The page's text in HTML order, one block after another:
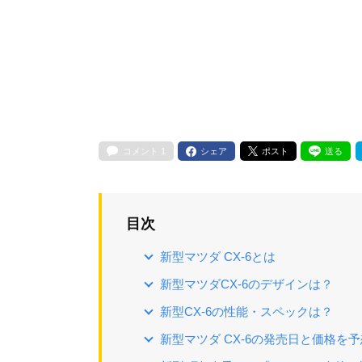
コメント 1 シェア ポスト 送る
目次
新型マツダ CX-6とは
新型マツダCX-6のデザインは？
新型CX-6の性能・スペックは？
新型マツダ CX-6の発売日と価格を予